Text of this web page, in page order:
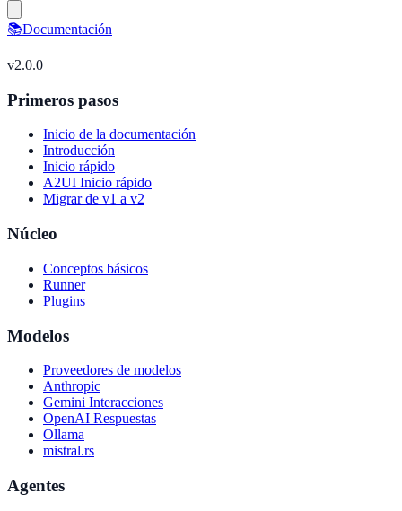
📚Documentación
v2.0.0
Primeros pasos
Inicio de la documentación
Introducción
Inicio rápido
A2UI Inicio rápido
Migrar de v1 a v2
Núcleo
Conceptos básicos
Runner
Plugins
Modelos
Proveedores de modelos
Anthropic
Gemini Interacciones
OpenAI Respuestas
Ollama
mistral.rs
Agentes